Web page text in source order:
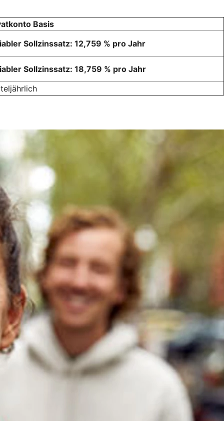
Basis
Sollzinssatz: 12,759 % pro Jahr
Sollzinssatz: 18,759 % pro Jahr